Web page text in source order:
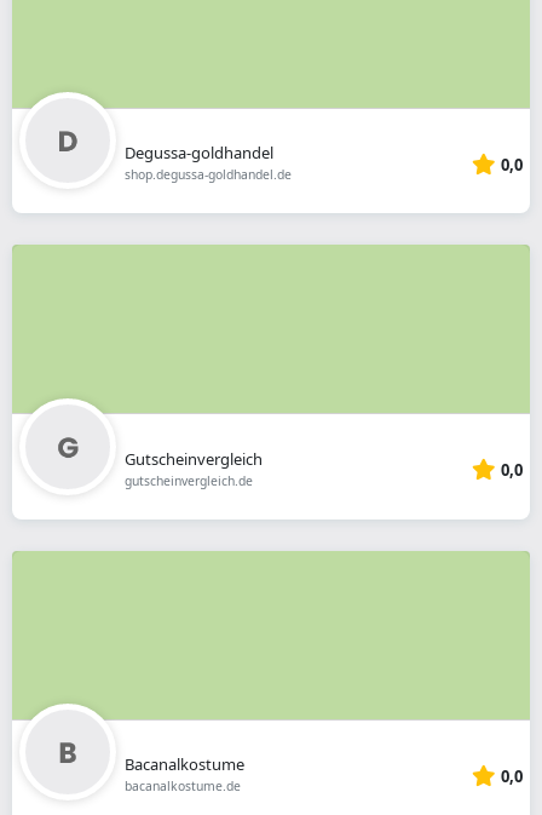
Degussa-goldhandel
shop.degussa-goldhandel.de 0,0
Gutscheinvergleich
gutscheinvergleich.de 0,0
Bacanalkostume
bacanalkostume.de 0,0